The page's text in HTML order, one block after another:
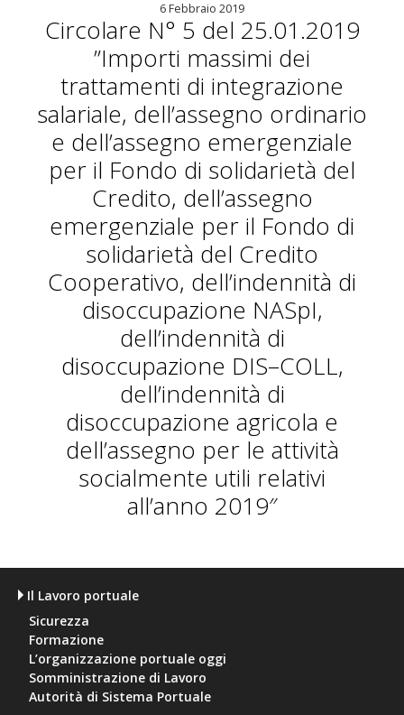
6 Febbraio 2019
Circolare N° 5 del 25.01.2019
”Importi massimi dei
trattamenti di integrazione
salariale, dell’assegno ordinario
e dell’assegno emergenziale
per il Fondo di solidarietà del
Credito, dell’assegno
emergenziale per il Fondo di
solidarietà del Credito
Cooperativo, dell’indennità di
disoccupazione NASpI,
dell’indennità di
disoccupazione DIS–COLL,
dell’indennità di
disoccupazione agricola e
dell’assegno per le attività
socialmente utili relativi
all’anno 2019″
Il Lavoro portuale
Sicurezza
Formazione
L’organizzazione portuale oggi
Somministrazione di Lavoro
Autorità di Sistema Portuale